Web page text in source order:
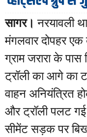
सागर। नरयावली
मंगलवार दोपहर एक
ग्राम जरारा के पास
ट्रॉली का आगे का
वाहन अनियंत्रित
और ट्रॉली पलट
सीमेंट सड़क पर